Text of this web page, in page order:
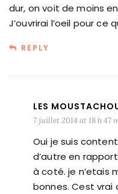
dur, on voit de moins
J’ouvrirai l’oeil pour ce
REPLY
LES
7 juillet 2014 at 18 h 47
Oui je suis
d’autre en
à coté. je n’etais
bonnes. Cest vrai